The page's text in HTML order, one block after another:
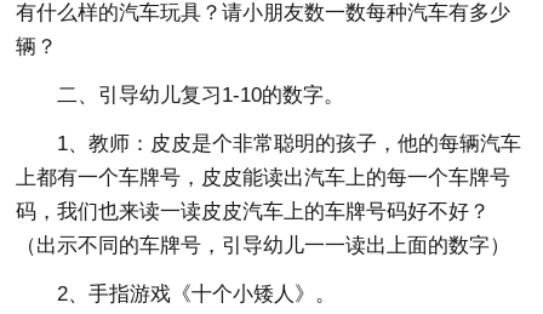
有什么样的汽车玩具？请小朋友数一数每种汽车有多少
辆？
二、引导幼儿复习1-10的数字。
1、教师：皮皮是个非常聪明的孩子，他的每辆汽车
上都有一个车牌号，皮皮能读出汽车上的每一个车牌号
码，我们也来读一读皮皮汽车上的车牌号码好不好？
（出示不同的车牌号，引导幼儿一一读出上面的数字）
2、手指游戏《十个小矮人》。